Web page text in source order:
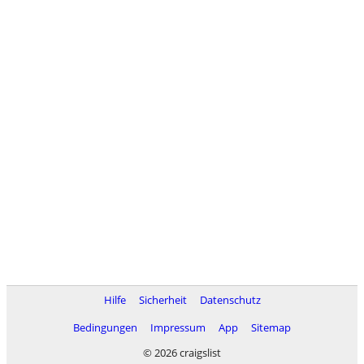
Hilfe Sicherheit
Datenschutz
Bedingungen
Impressum App
Sitemap
© 2026 craigslist